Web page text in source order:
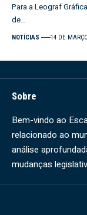
Para a Leograf
de…
NOTÍCIAS 14 DE
Sobre
Bem-vindo ao
relacionado ao
análise
mudanças